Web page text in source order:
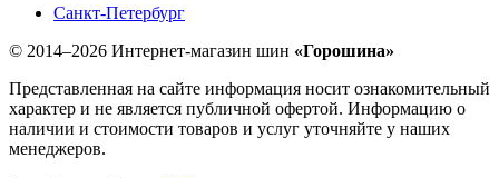
Санкт-Петербург
© 2014–2026 Интернет-магазин шин «Горошина»
Представленная на сайте информация носит ознакомительный
характер и не является публичной офертой. Информацию о
наличии и стоимости товаров и услуг уточняйте у наших
менеджеров.